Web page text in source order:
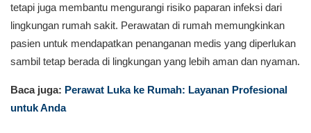
tetapi juga membantu mengurangi risiko paparan infeksi dari
lingkungan rumah sakit. Perawatan di rumah memungkinkan
pasien untuk mendapatkan penanganan medis yang diperlukan
sambil tetap berada di lingkungan yang lebih aman dan nyaman.
Baca juga: Perawat Luka ke Rumah: Layanan Profesional
untuk Anda